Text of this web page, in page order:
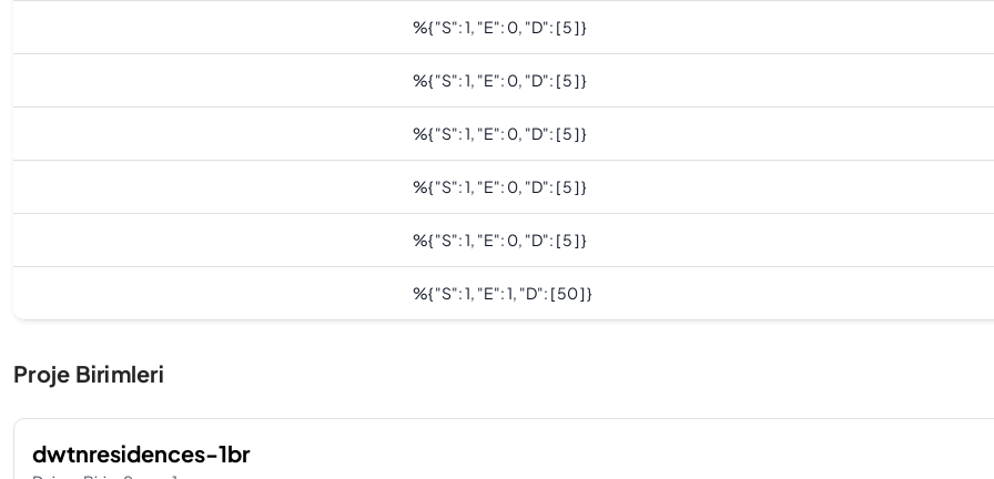
%{ "s": 1, "e": 0, "d": [ 5 ] }
%{ "s": 1, "e": 0, "d": [ 5 ] }
%{ "s": 1, "e": 0, "d": [ 5 ] }
%{ "s": 1, "e": 0, "d": [ 5 ] }
%{ "s": 1, "e": 0, "d": [ 5 ] }
%{ "s": 1, "e": 1, "d": [ 50 ] }
Proje Birimleri
dwtnresidences-1br